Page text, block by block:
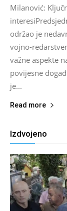
Milanović:
održao je
vojno-
važne aspekte
povijesne
je...
Read more
Izdvojeno